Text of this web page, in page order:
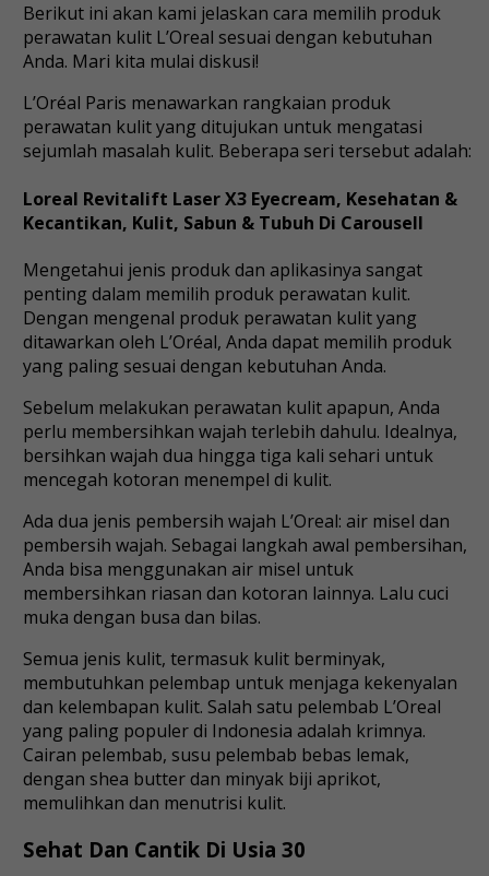
Berikut ini akan kami jelaskan cara memilih produk
perawatan kulit L’Oreal sesuai dengan kebutuhan
Anda. Mari kita mulai diskusi!
L’Oréal Paris menawarkan rangkaian produk
perawatan kulit yang ditujukan untuk mengatasi
sejumlah masalah kulit. Beberapa seri tersebut adalah:
Loreal Revitalift Laser X3 Eyecream, Kesehatan &
Kecantikan, Kulit, Sabun & Tubuh Di Carousell
Mengetahui jenis produk dan aplikasinya sangat
penting dalam memilih produk perawatan kulit.
Dengan mengenal produk perawatan kulit yang
ditawarkan oleh L’Oréal, Anda dapat memilih produk
yang paling sesuai dengan kebutuhan Anda.
Sebelum melakukan perawatan kulit apapun, Anda
perlu membersihkan wajah terlebih dahulu. Idealnya,
bersihkan wajah dua hingga tiga kali sehari untuk
mencegah kotoran menempel di kulit.
Ada dua jenis pembersih wajah L’Oreal: air misel dan
pembersih wajah. Sebagai langkah awal pembersihan,
Anda bisa menggunakan air misel untuk
membersihkan riasan dan kotoran lainnya. Lalu cuci
muka dengan busa dan bilas.
Semua jenis kulit, termasuk kulit berminyak,
membutuhkan pelembap untuk menjaga kekenyalan
dan kelembapan kulit. Salah satu pelembab L’Oreal
yang paling populer di Indonesia adalah krimnya.
Cairan pelembab, susu pelembab bebas lemak,
dengan shea butter dan minyak biji aprikot,
memulihkan dan menutrisi kulit.
Sehat Dan Cantik Di Usia 30